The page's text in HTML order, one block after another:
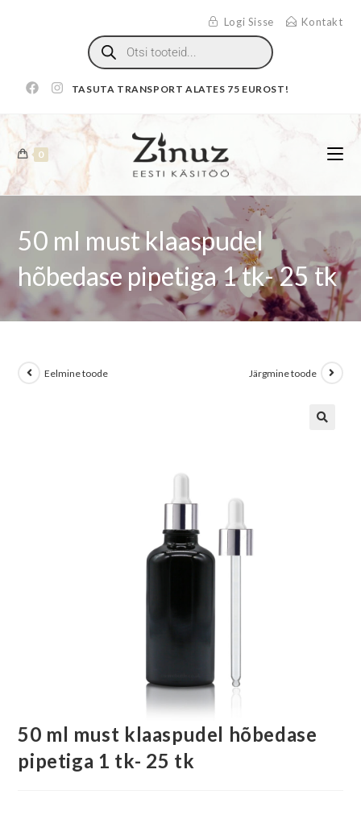
Logi Sisse Kontakt
TASUTA TRANSPORT ALATES 75 EUROST!
0
50 ml must klaaspudel
hõbedase pipetiga 1 tk- 25 tk
Eelmine toode Järgmine toode
50 ml must klaaspudel hõbedase
pipetiga 1 tk- 25 tk